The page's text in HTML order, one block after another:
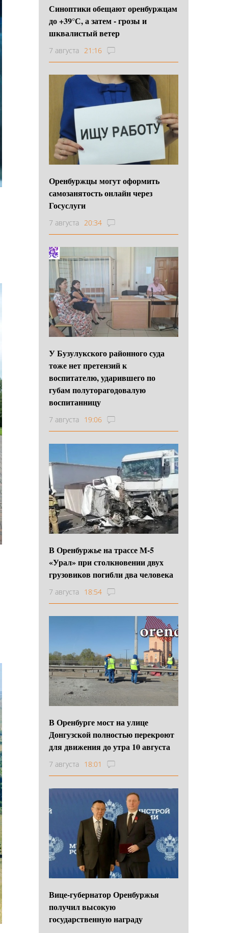
Синоптики обещают оренбуржцам
до +39°С, а затем - грозы и
шквалистый ветер
7 августа 21:16
Оренбуржцы могут оформить
самозанятость онлайн через
Госуслуги
7 августа 20:34
У Бузулукского районного суда
тоже нет претензий к
воспитателю, ударившего по
губам полуторагодовалую
воспитанницу
7 августа 19:06
В Оренбуржье на трассе М-5
«Урал» при столкновении двух
грузовиков погибли два человека
7 августа 18:54
В Оренбурге мост на улице
Донгузской полностью перекроют
для движения до утра 10 августа
7 августа 18:01
Вице-губернатор Оренбуржья
получил высокую
государственную награду